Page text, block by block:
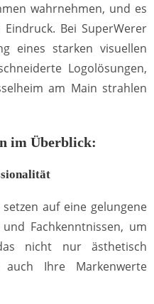
wahrnehmen, und es
Bei SuperWerer
eines starken visuellen
Logolösungen,
am Main strahlen
im Überblick:
auf eine gelungene
Fachkenntnissen, um
nicht nur ästhetisch
Ihre Markenwerte